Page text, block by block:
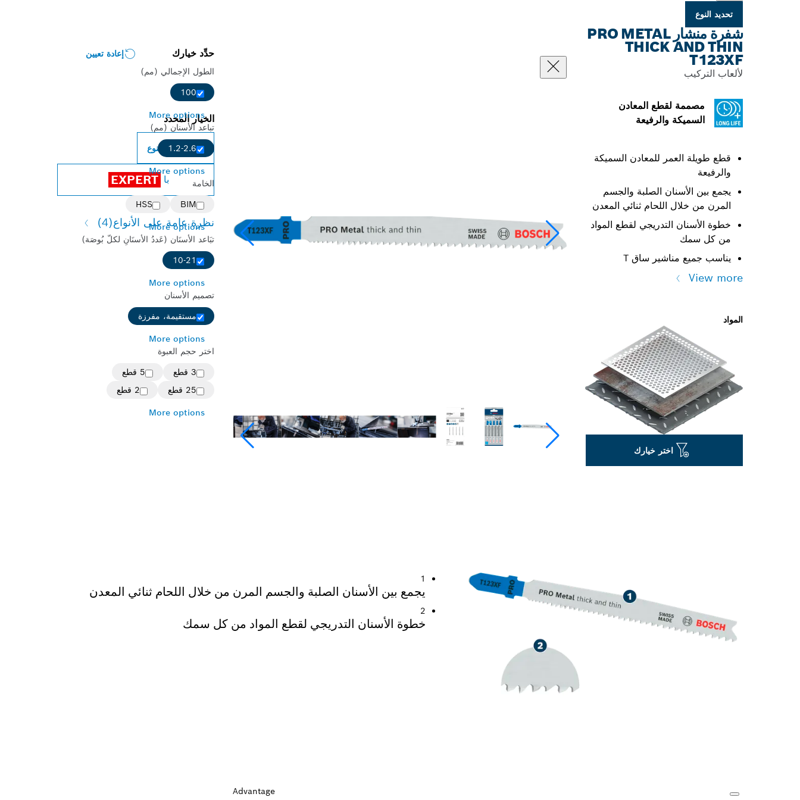
تحديد النوع
شفرة منشار PRO METAL
THICK AND THIN
T123XF
لألعاب التركيب
مصممة لقطع المعادن
السميكة والرفيعة
قطع طويلة العمر للمعادن السميكة
والرفيعة
يجمع بين الأسنان الصلبة والجسم
المرن من خلال اللحام ثنائي المعدن
خطوة الأسنان التدريجي لقطع المواد
من كل سمك
يناسب جميع مناشير ساق T
View more
المواد
اختر خيارك
حدِّد خيارك
إعادة تعيين
الطول الإجمالي (مم)
100
More options
تباعد الأسنان (مم)
1.2-2.6
More options
الخامة
BIM
HSS
More options
تبَاعد الأسنَان (عَددُ الأسنَانِ لكلّ بُوصَة)
10-21
More options
تصميم الأسنان
مستقيمة، مفرزة
More options
اختر حجم العبوة
3 قطع
5 قطع
25 قطع
2 قطع
More options
الخيار المحدد
تغيير النوع
با EXPERT
نظرة عامة على الأنواع(4)
1
يجمع بين الأسنان الصلبة والجسم المرن من خلال اللحام ثنائي المعدن
2
خطوة الأسنان التدريجي لقطع المواد من كل سمك
Advantage